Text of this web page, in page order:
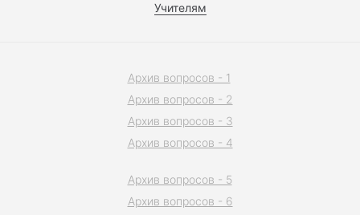
Учителям
Архив вопросов - 1
Архив вопросов - 2
Архив вопросов - 3
Архив вопросов - 4
Архив вопросов - 5
Архив вопросов - 6